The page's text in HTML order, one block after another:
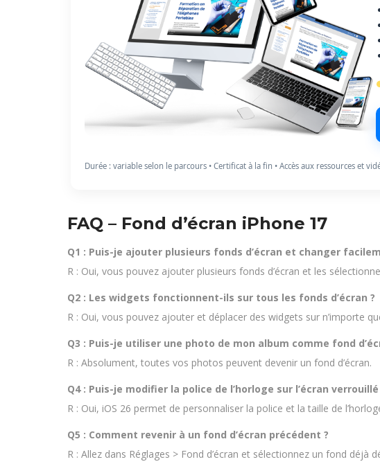
Durée : variable selon le parcours • Certificat à la fin • Accès aux ressources et
FAQ – Fond d’écran iPhone 17
Q1 : Puis-je ajouter plusieurs fonds d’écran et changer
R : Oui, vous pouvez ajouter plusieurs fonds d’écran et les
Q2 : Les widgets fonctionnent-ils sur tous les fonds d’écran ?
R : Oui, vous pouvez ajouter et déplacer des widgets sur n’importe
Q3 : Puis-je utiliser une photo de mon album comme fond
R : Absolument, toutes vos photos peuvent devenir un fond d’écran.
Q4 : Puis-je modifier la police de l’horloge sur l’écran verrouillé
R : Oui, iOS 26 permet de personnaliser la police et la taille de
Q5 : Comment revenir à un fond d’écran précédent ?
R : Allez dans Réglages > Fond d’écran et sélectionnez un fond déjà